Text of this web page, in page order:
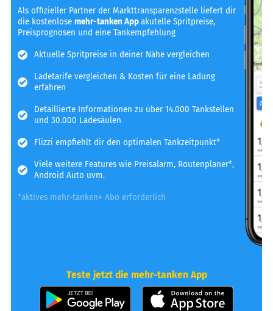
Als offizieller Partner der Markttransparenzstelle liefert dir
die kostenlosemehr-tanken Appakutelle Spritpreise,
Preisprognosen und eine Tankempfehlung
Aktuelle Spritpreise in deiner Nähe vergleichen
Ladetarife vergleichen & Kosten für eine Ladung
erfahren
Detaillierte Informationen zu über 14.000 Tankstellen
und 30.000 Ladesäulen
Flizzi empfiehlt dir den optimalen Tankzeitpunkt*
Viele weitere Features wie Preisalarm, Routenplaner*,
Android Auto uvm.
*aktives mehr-tanken+ Abo erforderlich
Teste jetzt die mehr-tanken App